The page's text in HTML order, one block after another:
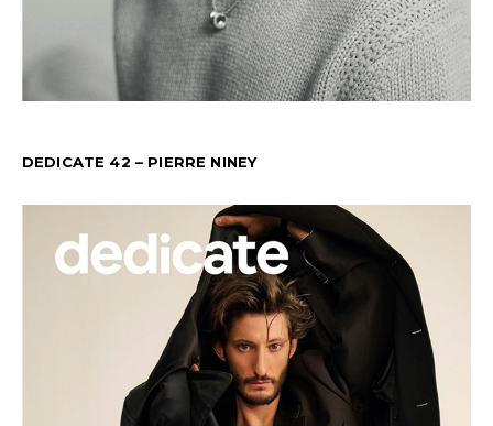
DEDICATE 42 – PIERRE NINEY